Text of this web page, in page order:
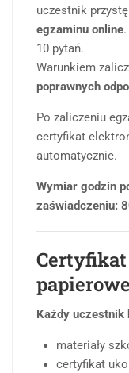
uczestnik
egzaminu online
10 pytań.
Warunkiem
poprawnych
Po zaliczeniu
certyfikat
automatycznie.
Wymiar godzin
zaświadczeniu:
papierowe
Każdy
materiały
certyfikat